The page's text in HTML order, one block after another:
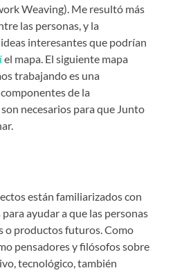
Weaving). Me resultó más
las personas, y la
interesantes que podrían
el mapa. El siguiente mapa
trabajando es una
de la
necesarios para que Junto
están familiarizados con
ayudar a que las personas
o productos futuros. Como
pensadores y filósofos sobre
tecnológico, también